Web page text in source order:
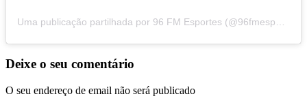
Uma publicação partilhada por 96 FM Esportes (@96fmesportes)
Deixe o seu comentário
O seu endereço de email não será publicado